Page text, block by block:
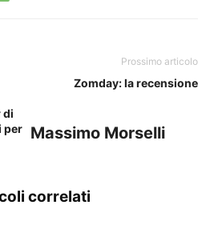
di
per
Prossimo articolo
Zomday: la recensione
Massimo Morselli
correlati